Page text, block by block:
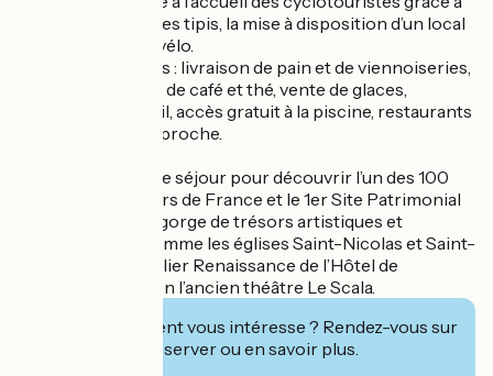
la location de tentes tipis, la mise à disposition d’un local
et d’une pompe à vélo.
Services proposés : livraison de pain et de viennoiseries,
mise à disposition de café et thé, vente de glaces,
boutique à l’accueil, accès gratuit à la piscine, restaurants
et boutiques tout proche.
Et profitez de votre séjour pour découvrir l’un des 100
Plus Beaux Détours de France et le 1er Site Patrimonial
des Vosges qui regorge de trésors artistiques et
architecturaux comme les églises Saint-Nicolas et Saint-
Christophe, l’Escalier Renaissance de l’Hôtel de
Houdreville ou bien l’ancien théâtre Le Scala.
Cet établissement vous intéresse ? Rendez-vous sur
leur site pour réserver ou en savoir plus.